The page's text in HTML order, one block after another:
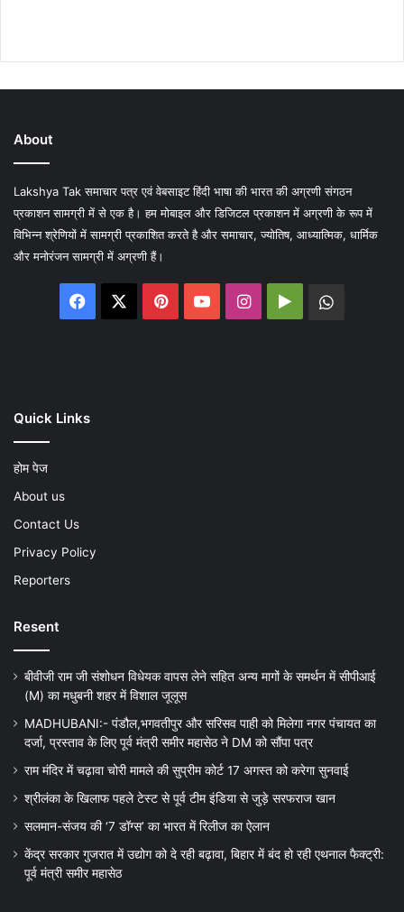
About
Lakshya Tak समाचार पत्र एवं वेबसाइट हिंदी भाषा की भारत की अग्रणी संगठन
प्रकाशन सामग्री में से एक है। हम मोबाइल और डिजिटल प्रकाशन में अग्रणी के रूप में
विभिन्न श्रेणियों में सामग्री प्रकाशित करते है और समाचार, ज्योतिष, आध्यात्मिक, धार्मिक
और मनोरंजन सामग्री में अग्रणी हैं।
Facebook PinterestYouTubeInstagram
Google
Quick Links
होम पेज
About us
Contact Us
Privacy Policy
Reporters
Resent
बीवीजी राम जी संशोधन विधेयक वापस लेने सहित अन्य मागों के समर्थन में सीपीआई
(M) का मधुबनी शहर में विशाल जूलूस
MADHUBANI:- पंडौल,भगवतीपुर और सरिसव पाही को मिलेगा नगर पंचायत का
दर्जा, प्रस्ताव के लिए पूर्व मंत्री समीर महासेठ ने DM को सौंपा पत्र
राम मंदिर में चढ़ावा चोरी मामले की सुप्रीम कोर्ट 17 अगस्त को करेगा सुनवाई
श्रीलंका के खिलाफ पहले टेस्ट से पूर्व टीम इंडिया से जुड़े सरफराज खान
सलमान-संजय की ‘7 डॉग्स’ का भारत में रिलीज का ऐलान
केंद्र सरकार गुजरात में उद्योग को दे रही बढ़ावा, बिहार में बंद हो रही एथनाल फैक्ट्री:
पूर्व मंत्री समीर महासेठ